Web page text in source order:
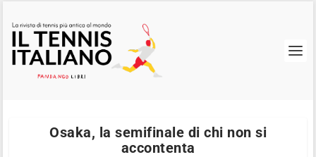
Osaka, la semifinale di chi non si
accontenta